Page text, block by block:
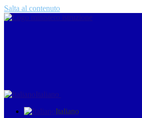
Salta al contenuto
Italiano
Italiano